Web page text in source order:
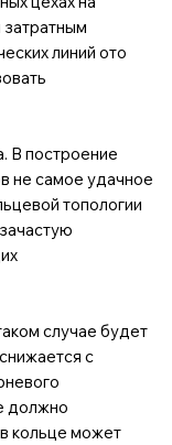
линий ото
В построение
не самое удачное
топологии
случае будет
с
должно
кольце может